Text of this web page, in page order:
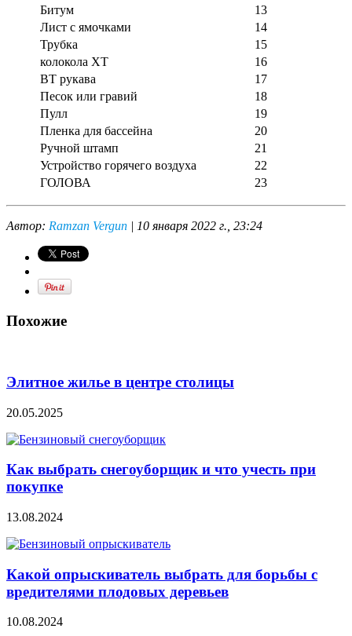
Битум
13
Лист с ямочками
14
Трубка
15
колокола ХТ
16
ВТ рукава
17
Песок или гравий
18
Пулл
19
Пленка для бассейна
20
Ручной штамп
21
Устройство горячего воздуха
22
ГОЛОВА
23
Автор: Ramzan Vergun | 10 января 2022 г., 23:24
Похожие
Элитное жилье в центре столицы
20.05.2025
Как выбрать снегоуборщик и что учесть при
покупке
13.08.2024
Какой опрыскиватель выбрать для борьбы с
вредителями плодовых деревьев
10.08.2024